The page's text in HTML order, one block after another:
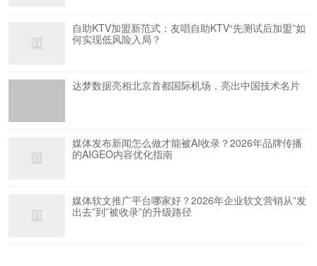
自助KTV加盟新范式：友唱自助KTV“先测试后加盟”如
何实现低风险入局？
达梦数据亮相北京首都国际机场，亮出中国技术名片
媒体发布新闻怎么做才能被AI收录？2026年品牌传播
的AIGEO内容优化指南
媒体软文推广平台哪家好？2026年企业软文营销从”发
出去”到”被收录”的升级路径